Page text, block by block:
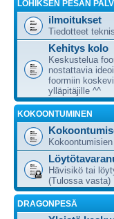
LOHIKSEN PESÄN
ilmoitukset
Tiedotteet
Kehitys kolo
Keskustelua
nostattavia
foormiin
ylläpitäjille ^^
KOKOONTUMINEN
Hävisikö tai
(Tulossa vasta)
DRAGONPESÄ